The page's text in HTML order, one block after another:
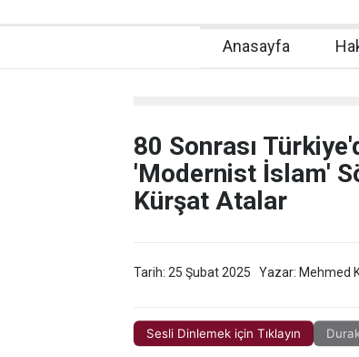
Anasayfa
80 Sonrası
'Modernist İslam'
Kürşat Atalar
Tarih: 25 Şubat 2025 Yazar: Mehmed
Sesli Dinlemek için Tıklayın